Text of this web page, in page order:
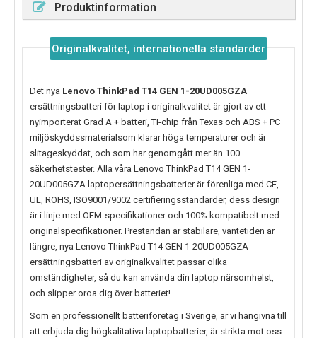
Produktinformation
Originalkvalitet, internationella standarder
Det nya Lenovo ThinkPad T14 GEN 1-20UD005GZA
ersättningsbatteri för laptop i originalkvalitet är gjort av ett
nyimporterat Grad A + batteri, TI-chip från Texas och ABS + PC
miljöskyddssmaterialsom klarar höga temperaturer och är
slitageskyddat, och som har genomgått mer än 100
säkerhetstester. Alla våra Lenovo ThinkPad T14 GEN 1-
20UD005GZA laptopersättningsbatterier är förenliga med CE,
UL, ROHS, ISO9001/9002 certifieringsstandarder, dess design
är i linje med OEM-specifikationer och 100% kompatibelt med
originalspecifikationer. Prestandan är stabilare, väntetiden är
längre, nya Lenovo ThinkPad T14 GEN 1-20UD005GZA
ersättningsbatteri av originalkvalitet passar olika
omständigheter, så du kan använda din laptop närsomhelst,
och slipper oroa dig över batteriet!
Som en professionellt batteriföretag i Sverige, är vi hängivna till
att erbjuda dig högkalitativa laptopbatterier, är strikta mot oss